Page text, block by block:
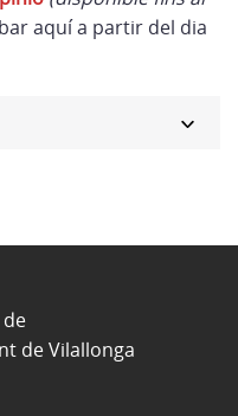
aquí a partir del dia
de Vilallonga